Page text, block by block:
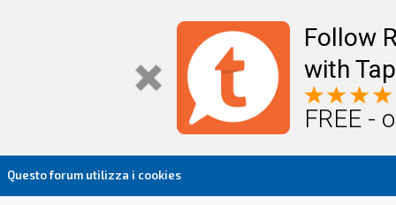
Follow
with
FREE -
Questo forum utilizza i cookies